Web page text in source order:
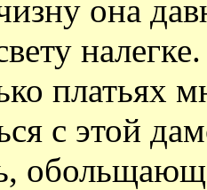
она
платьях
с этой